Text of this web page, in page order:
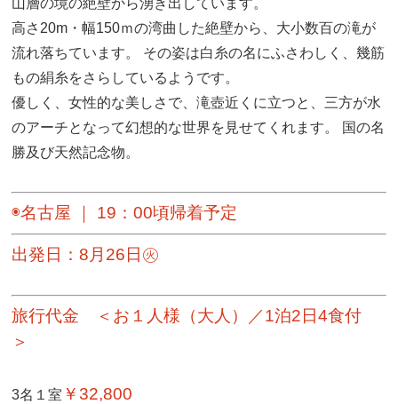
山層の境の絶壁から湧き出しています。
高さ20m・幅150ｍの湾曲した絶壁から、大小数百の滝が
流れ落ちています。 その姿は白糸の名にふさわしく、幾筋
もの絹糸をさらしているようです。
優しく、女性的な美しさで、滝壺近くに立つと、三方が水
のアーチとなって幻想的な世界を見せてくれます。 国の名
勝及び天然記念物。
◉名古屋 ｜ 19：00頃帰着予定
出発日：8月26日㊋
旅行代金 ＜お１人様（大人）／1泊2日4食付
＞
3名１室 ￥32,800